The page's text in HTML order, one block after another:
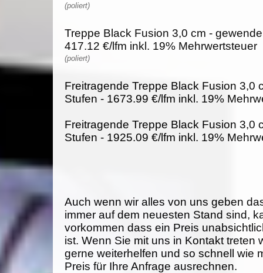
(poliert)
Treppe Black Fusion 3,0 cm -
417.12 €/lfm inkl. 19% Mehrwertsteuer
(poliert)
Freitragende Treppe Black Fusion 3,0
Stufen - 1673.99 €/lfm inkl. 19%
Freitragende Treppe Black Fusion 3,0
Stufen - 1925.09 €/lfm inkl. 19%
Auch wenn wir alles von uns geben
immer auf dem neuesten Stand sind,
vorkommen dass ein Preis
ist. Wenn Sie mit uns in Kontakt treten
gerne weiterhelfen und so schnell wie
Preis für Ihre Anfrage ausrechnen.